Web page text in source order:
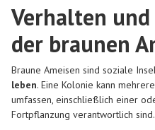
Verhalten und
der braunen
Braune Ameisen sind soziale
leben. Eine Kolonie kann
umfassen, einschließlich einer
Fortpflanzung verantwortlich sind.